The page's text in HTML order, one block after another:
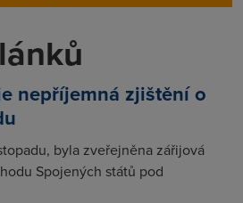
nepříjemná zjištění o
byla zveřejněna zářijová
Spojených států pod